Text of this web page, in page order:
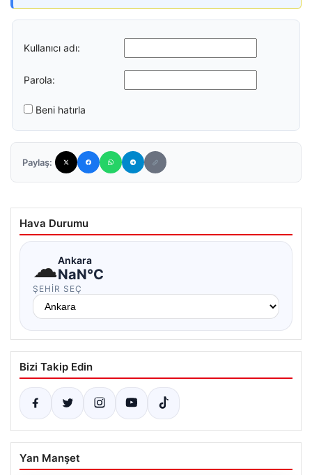
Kullanıcı adı:
Parola:
Beni hatırla
Paylaş:
Hava Durumu
☁Ankara
NaN°C
ŞEHIR SEÇ
Bizi Takip Edin
Yan Manşet